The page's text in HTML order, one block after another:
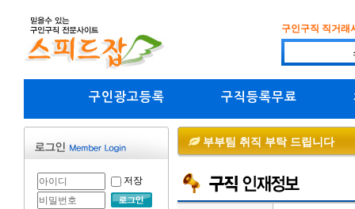
구인구직 직거래
구인광고등록 구직등록무료
저장
부부팀 취직 부탁 드립니다